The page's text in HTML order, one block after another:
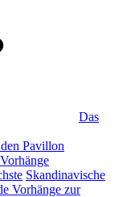
Das
Pavillon
Skandinavische
Vorhänge zur